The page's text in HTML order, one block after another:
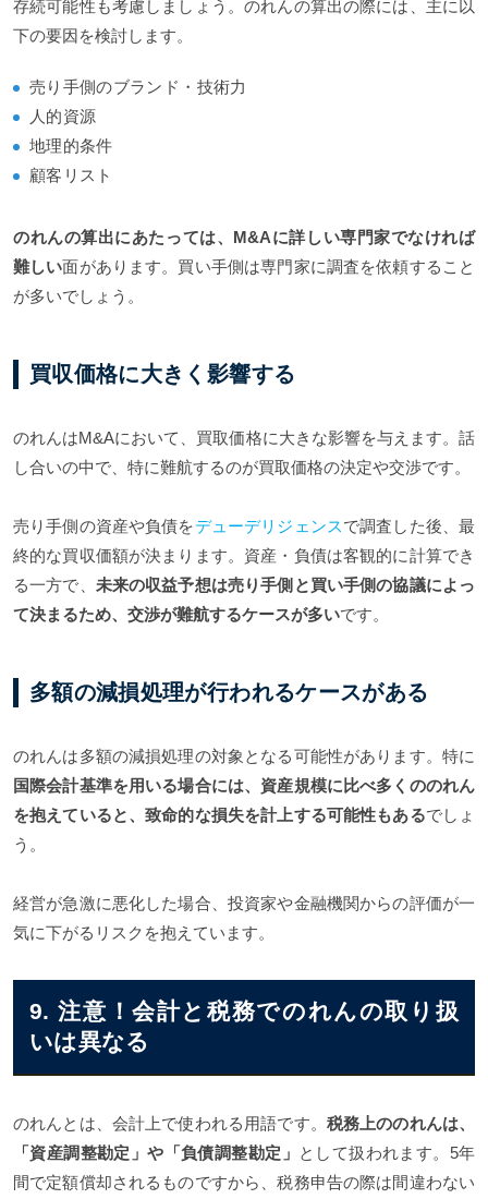
存続可能性も考慮しましょう。のれんの算出の際には、主に以
下の要因を検討します。
売り手側のブランド・技術力
人的資源
地理的条件
顧客リスト
のれんの算出にあたっては、M&Aに詳しい専門家でなければ
難しい面があります。買い手側は専門家に調査を依頼すること
が多いでしょう。
買収価格に大きく影響する
のれんはM&Aにおいて、買取価格に大きな影響を与えます。話
し合いの中で、特に難航するのが買取価格の決定や交渉です。
売り手側の資産や負債をデューデリジェンスで調査した後、最
終的な買収価額が決まります。資産・負債は客観的に計算でき
る一方で、 未来の収益予想は売り手側と買い手側の協議によっ
て決まるため、交渉が難航するケースが多いです。
多額の減損処理が行われるケースがある
のれんは多額の減損処理の対象となる可能性があります。特に
国際会計基準を用いる場合には、資産規模に比べ多くののれん
を抱えていると、致命的な損失を計上する可能性もあるでしょ
う。
経営が急激に悪化した場合、投資家や金融機関からの評価が一
気に下がるリスクを抱えています。
9. 注意！会計と税務でのれんの取り扱
いは異なる
のれんとは、会計上で使われる用語です。 税務上ののれんは、
「資産調整勘定」や「負債調整勘定」 として扱われます。5年
間で定額償却されるものですから、税務申告の際は間違わない